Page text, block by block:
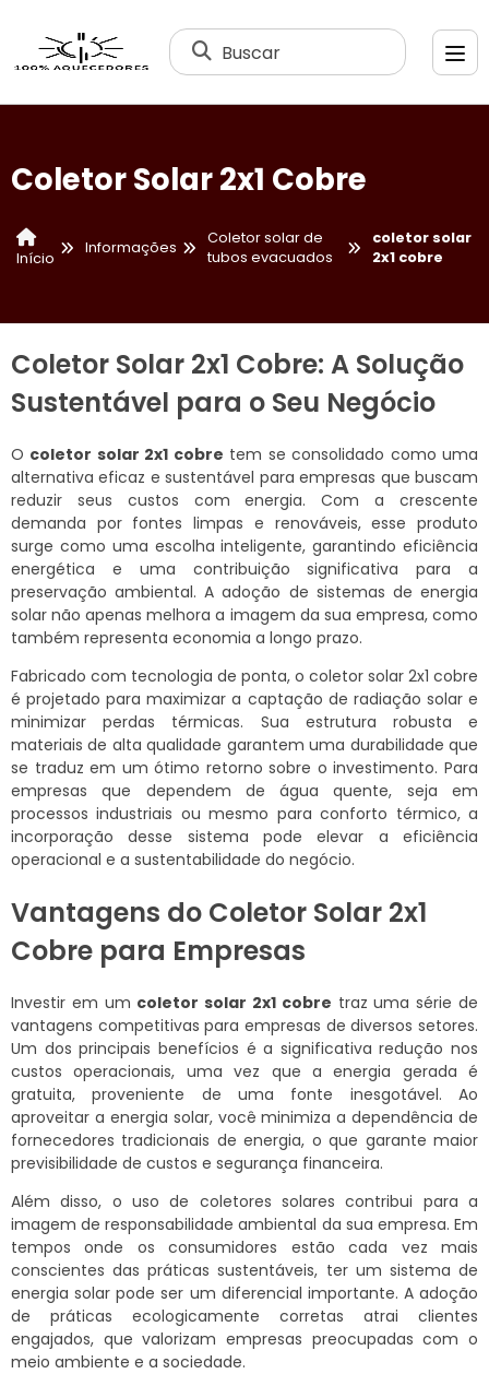
Buscar
Coletor Solar 2x1 Cobre
Início
Informações
Coletor solar de
tubos evacuados
coletor solar
2x1 cobre
Coletor Solar 2x1 Cobre: A Solução
Sustentável para o Seu Negócio
O coletor solar 2x1 cobre tem se consolidado como uma
alternativa eficaz e sustentável para empresas que buscam
reduzir seus custos com energia. Com a crescente
demanda por fontes limpas e renováveis, esse produto
surge como uma escolha inteligente, garantindo eficiência
energética e uma contribuição significativa para a
preservação ambiental. A adoção de sistemas de energia
solar não apenas melhora a imagem da sua empresa, como
também representa economia a longo prazo.
Fabricado com tecnologia de ponta, o coletor solar 2x1 cobre
é projetado para maximizar a captação de radiação solar e
minimizar perdas térmicas. Sua estrutura robusta e
materiais de alta qualidade garantem uma durabilidade que
se traduz em um ótimo retorno sobre o investimento. Para
empresas que dependem de água quente, seja em
processos industriais ou mesmo para conforto térmico, a
incorporação desse sistema pode elevar a eficiência
operacional e a sustentabilidade do negócio.
Vantagens do Coletor Solar 2x1
Cobre para Empresas
Investir em um coletor solar 2x1 cobre traz uma série de
vantagens competitivas para empresas de diversos setores.
Um dos principais benefícios é a significativa redução nos
custos operacionais, uma vez que a energia gerada é
gratuita, proveniente de uma fonte inesgotável. Ao
aproveitar a energia solar, você minimiza a dependência de
fornecedores tradicionais de energia, o que garante maior
previsibilidade de custos e segurança financeira.
Além disso, o uso de coletores solares contribui para a
imagem de responsabilidade ambiental da sua empresa. Em
tempos onde os consumidores estão cada vez mais
conscientes das práticas sustentáveis, ter um sistema de
energia solar pode ser um diferencial importante. A adoção
de práticas ecologicamente corretas atrai clientes
engajados, que valorizam empresas preocupadas com o
meio ambiente e a sociedade.